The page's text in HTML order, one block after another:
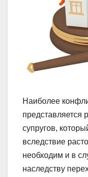
Наиболее
представляется
супругов,
вследствие
необходим и в
наследству